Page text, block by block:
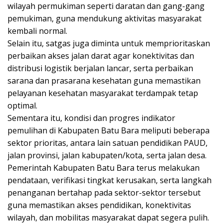
wilayah permukiman seperti daratan dan gang-gang
pemukiman, guna mendukung aktivitas masyarakat
kembali normal.
Selain itu, satgas juga diminta untuk memprioritaskan
perbaikan akses jalan darat agar konektivitas dan
distribusi logistik berjalan lancar, serta perbaikan
sarana dan prasarana kesehatan guna memastikan
pelayanan kesehatan masyarakat terdampak tetap
optimal.
Sementara itu, kondisi dan progres indikator
pemulihan di Kabupaten Batu Bara meliputi beberapa
sektor prioritas, antara lain satuan pendidikan PAUD,
jalan provinsi, jalan kabupaten/kota, serta jalan desa.
Pemerintah Kabupaten Batu Bara terus melakukan
pendataan, verifikasi tingkat kerusakan, serta langkah
penanganan bertahap pada sektor-sektor tersebut
guna memastikan akses pendidikan, konektivitas
wilayah, dan mobilitas masyarakat dapat segera pulih.